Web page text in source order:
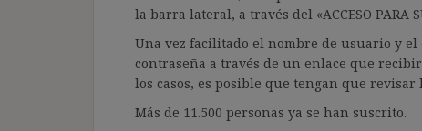
la barra lateral, a través del «ACCESO PARA
Una vez facilitado el nombre de usuario y
contraseña a través de un enlace que
los casos, es posible que tengan que revisar
Más de 11.500 personas ya se han suscrito.